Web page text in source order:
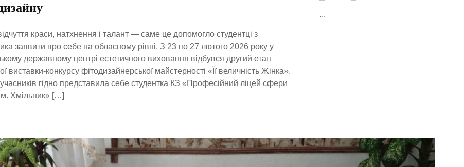
краси, натхнення і талант — саме це допомогло студентці з
заявити про себе на обласному рівні. З 23 по 27 лютого 2026 року у
державному центрі естетичного виховання відбувся другий етап
виставки-конкурсу фітодизайнерської майстерності «Її величність Жінка».
гідно представила себе студентка КЗ «Професійний ліцей сфери
м. Хмільник» […]
...